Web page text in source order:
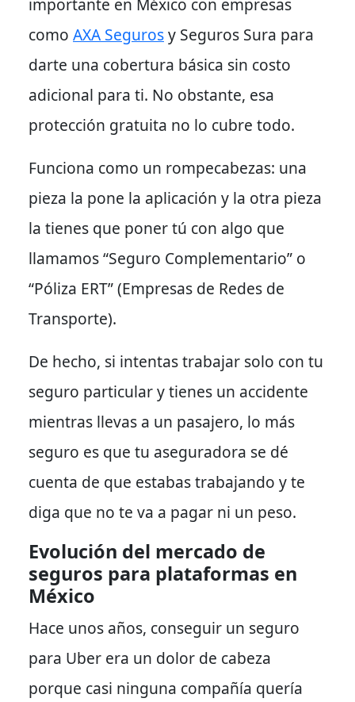
como AXA Segurosy Seguros Sura para
darte una cobertura básica sin costo
adicional para ti. No obstante, esa
protección gratuita no lo cubre todo.
Funciona como un rompecabezas: una
pieza la pone la aplicación y la otra pieza
la tienes que poner tú con algo que
llamamos “Seguro Complementario” o
“Póliza ERT” (Empresas de Redes de
Transporte).
De hecho, si intentas trabajar solo con tu
seguro particular y tienes un accidente
mientras llevas a un pasajero, lo más
seguro es que tu aseguradora se dé
cuenta de que estabas trabajando y te
diga que no te va a pagar ni un peso.
Evolución del mercado de
seguros para plataformas en
México
Hace unos años, conseguir un seguro
para Uber era un dolor de cabeza
porque casi ninguna compañía quería